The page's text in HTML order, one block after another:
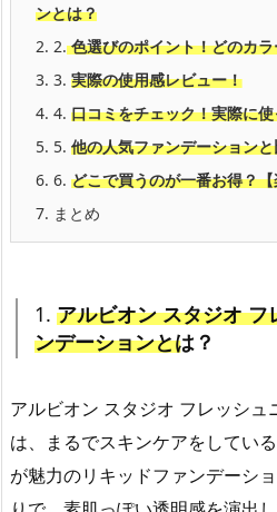
ンとは？
2. 2.色選びのポイント！どのカ
3. 3. 実際の使用感レビュー！
4. 4. 口コミをチェック！実際に
5. 5. 他の人気ファンデーション
6. 6. どこで買うのが一番お得？【
7. まとめ
1. アルビオン スタジオ フ
ンデーションとは？
アルビオン スタジオ フレッシュ
は、まるでスキンケアをしてい
が魅力のリキッドファンデーシ